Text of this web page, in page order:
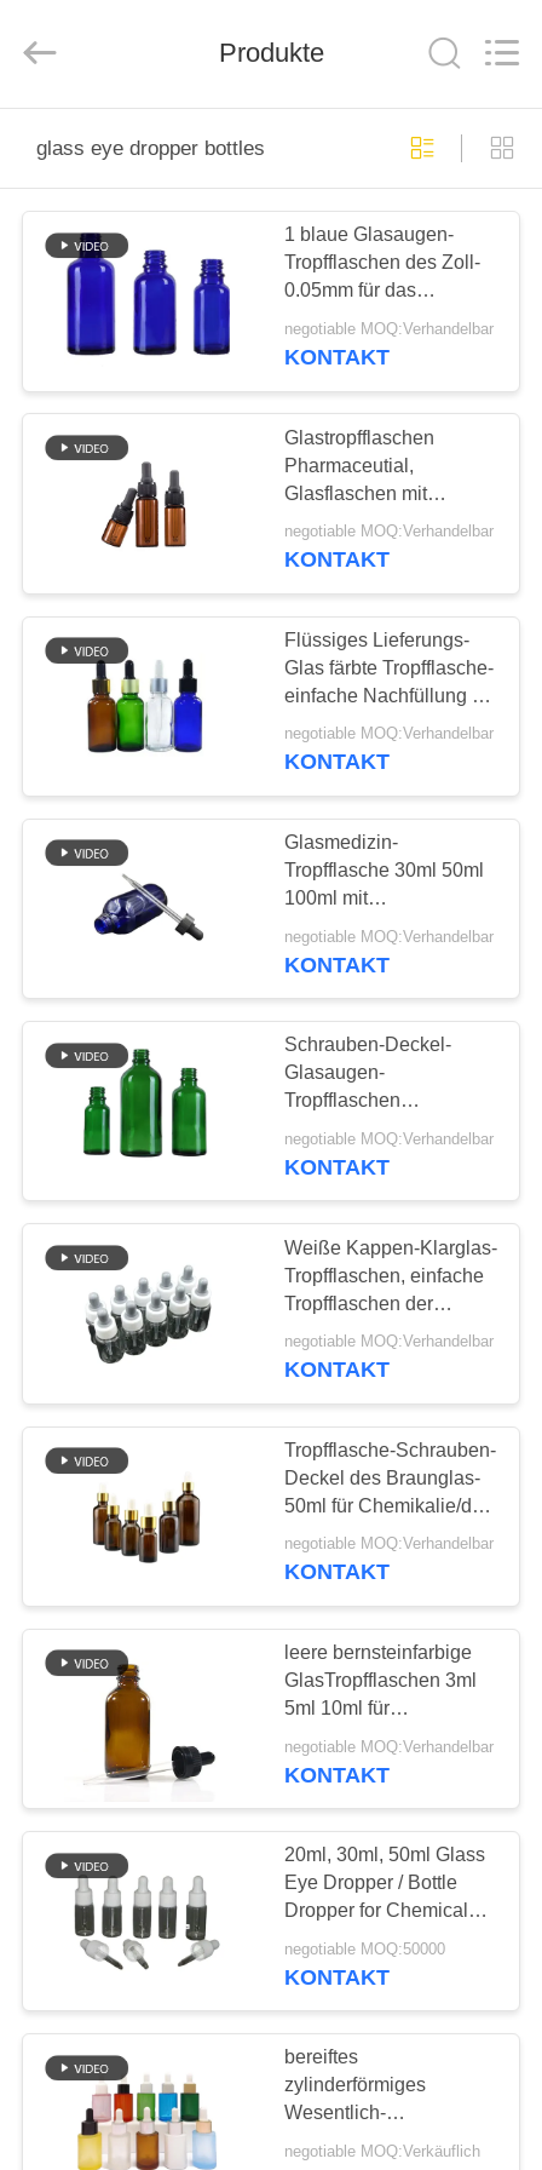
PRODUKTE
VIDEOS
SHOW
ÜBER
WERKSBESICHTIGUNG
QUALITÄTSKONTROLLE
KONTAKT
UNS
NACHRICHT
ANGEBOT
ANFORDERN
SITEMAP
PRIVACY
POLICY
Rights
Reserved.
Produkte
glass eye dropper bottles
1 blaue Glasaugen-
Tropfflaschen des Zoll-
0.05mm für das
kosmetische Verpacken
negotiable MOQ:Verhandelbar
KONTAKT
Glastropfflaschen
Pharmaceutial,
Glasflaschen mit
Glasaugen-
Tropfenzähler
negotiable MOQ:Verhandelbar
KONTAKT
Flüssiges Lieferungs-
Glas färbte Tropfflasche-
einfache Nachfüllung 19
ml Bissen-Volumen
negotiable MOQ:Verhandelbar
KONTAKT
Glasmedizin-
Tropfflasche 30ml 50ml
100ml mit
Bescheinigung ISO9001
negotiable MOQ:Verhandelbar
KONTAKT
Schrauben-Deckel-
Glasaugen-
Tropfflaschen
kundengebundene
Farbe mit genauer Skala
negotiable MOQ:Verhandelbar
KONTAKT
Weiße Kappen-Klarglas-
Tropfflaschen, einfache
Tropfflaschen der
Nachfüllungs-50ml
negotiable MOQ:Verhandelbar
KONTAKT
Tropfflasche-Schrauben-
Deckel des Braunglas-
50ml für Chemikalie/das
kosmetische Verpacken
negotiable MOQ:Verhandelbar
KONTAKT
leere bernsteinfarbige
GlasTropfflaschen 3ml
5ml 10ml für
Chemikalie/Kosmetik
negotiable MOQ:Verhandelbar
KONTAKT
20ml, 30ml, 50ml Glass
Eye Dropper / Bottle
Dropper for Chemical
and Cosmetic AM-GED
negotiable MOQ:50000
KONTAKT
bereiftes
zylinderförmiges
Wesentlich-
kosmetisches flaches
negotiable MOQ:Verkäuflich